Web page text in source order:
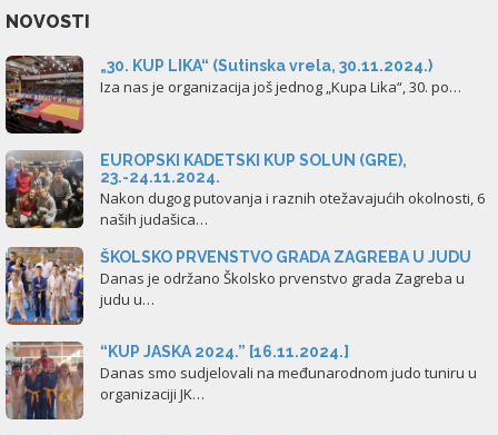
NOVOSTI
„30. KUP LIKA“ (Sutinska vrela, 30.11.2024.)
Iza nas je organizacija još jednog „Kupa Lika“, 30. po…
EUROPSKI KADETSKI KUP SOLUN (GRE),
23.-24.11.2024.
Nakon dugog putovanja i raznih otežavajućih okolnosti, 6
naših judašica…
ŠKOLSKO PRVENSTVO GRADA ZAGREBA U JUDU
Danas je održano Školsko prvenstvo grada Zagreba u
judu u…
“KUP JASKA 2024.” [16.11.2024.]
Danas smo sudjelovali na međunarodnom judo tuniru u
organizaciji JK…